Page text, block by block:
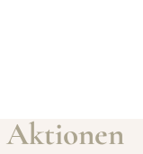
Aktionen